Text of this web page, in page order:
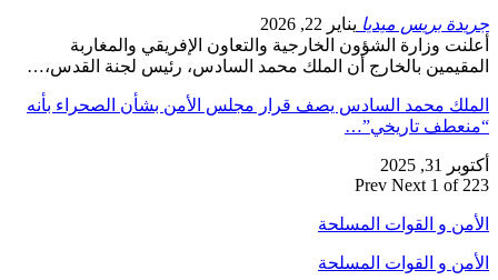
جريدة بريس ميديا يناير 22, 2026
أعلنت وزارة الشؤون الخارجية والتعاون الإفريقي والمغاربة
المقيمين بالخارج أن الملك محمد السادس، رئيس لجنة القدس،…
الملك محمد السادس يصف قرار مجلس الأمن بشأن الصحراء بأنه
“منعطف تاريخي”…
أكتوبر 31, 2025
Prev Next 1 of 223
الأمن و القوات المسلحة
الأمن و القوات المسلحة